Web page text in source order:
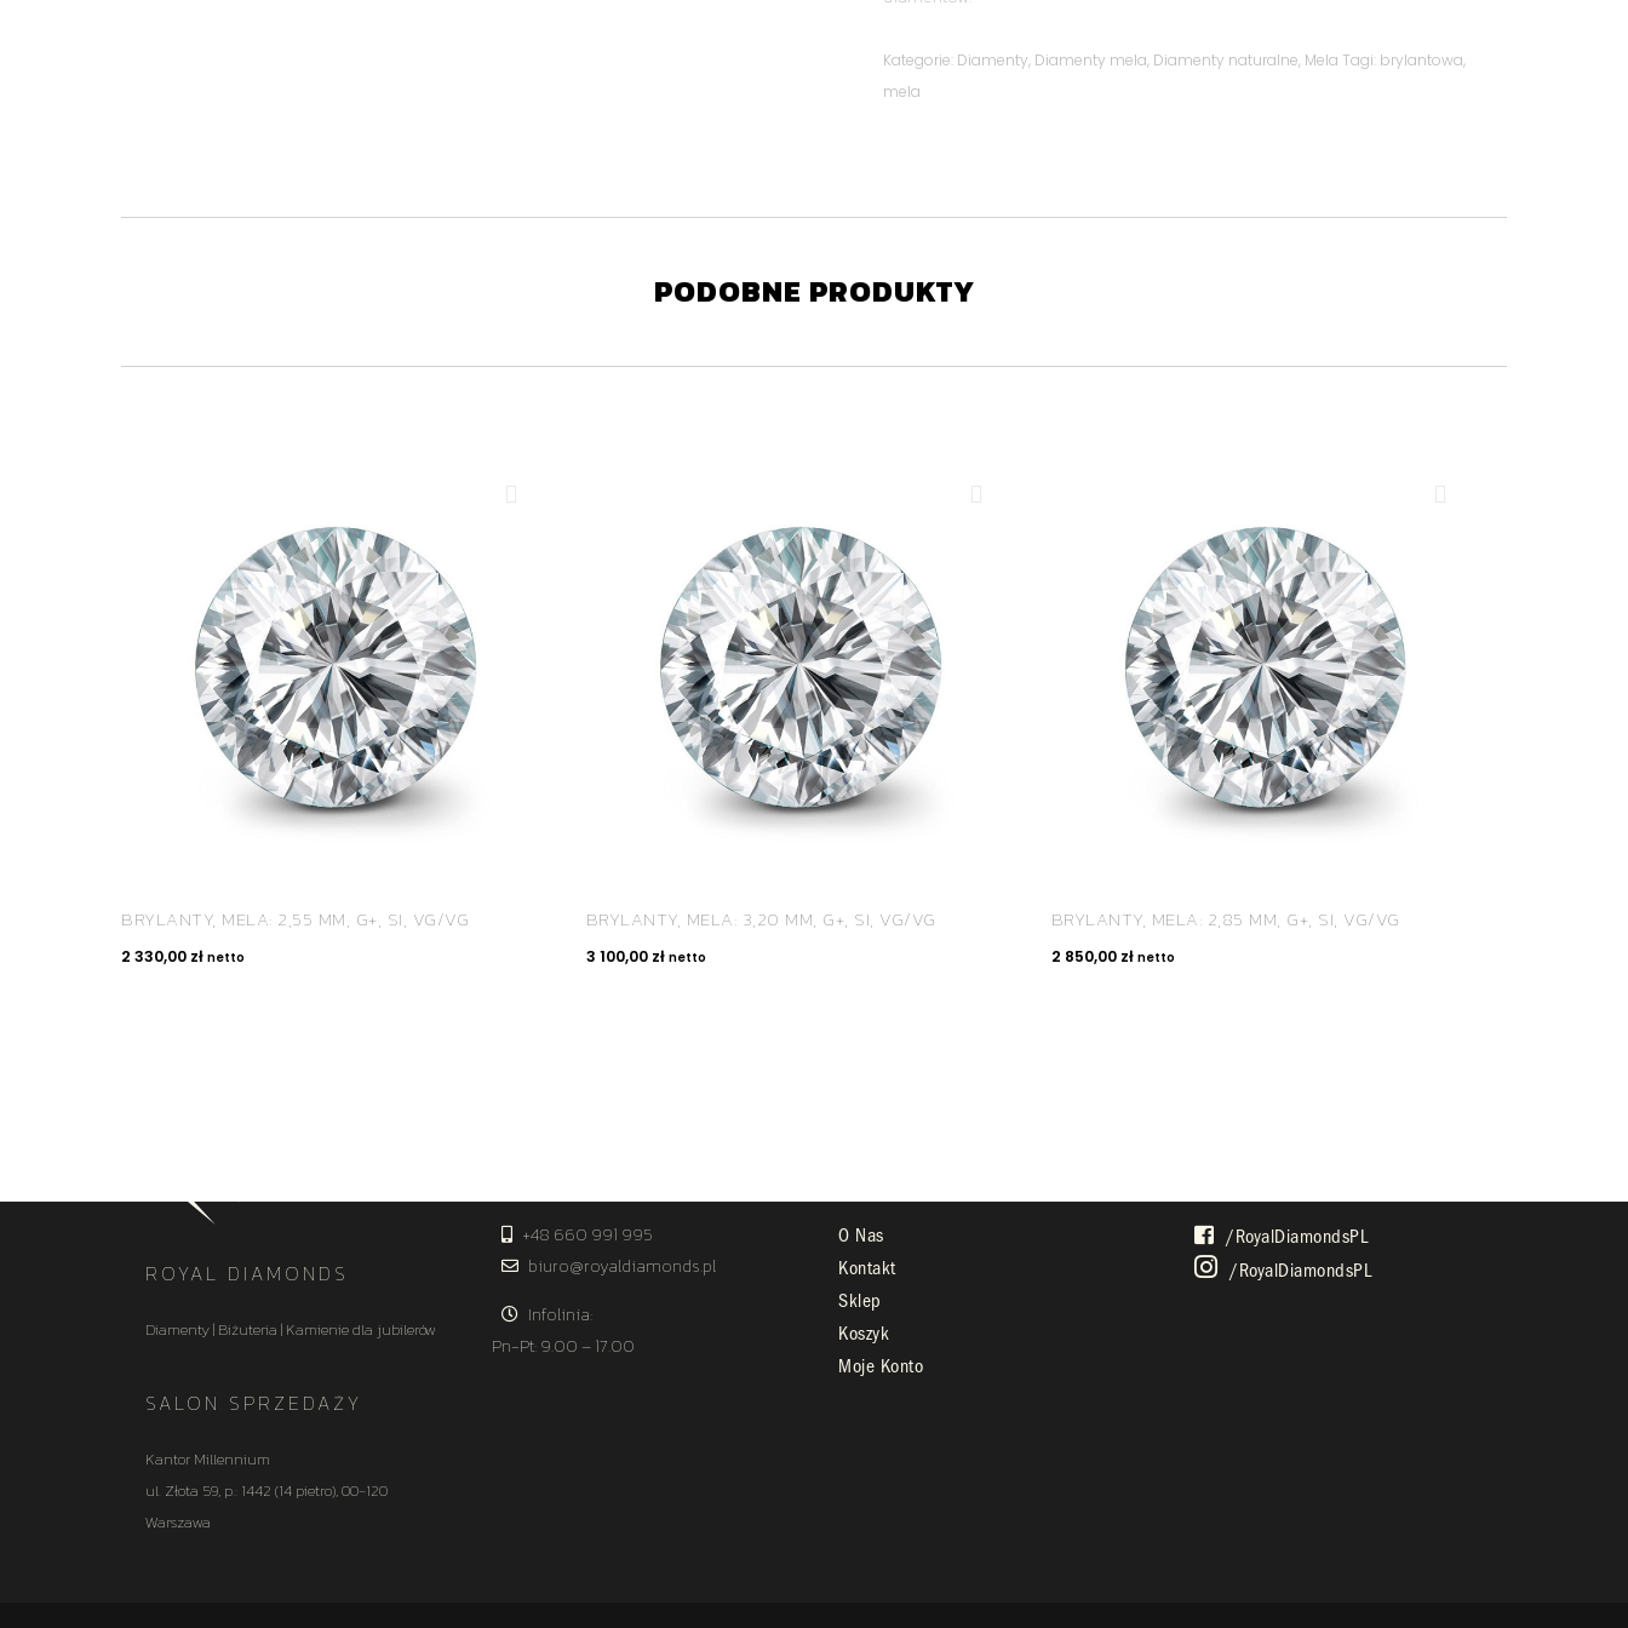
Kategorie: Diamenty, Diamenty mela, Diamenty naturalne, Mela Tagi: brylantowa,
mela
PODOBNE PRODUKTY
BRYLANTY, MELA: 2,55 MM, G+, SI, VG/VG
2 330,00 zł netto
BRYLANTY, MELA: 3,20 MM, G+, SI, VG/VG
3 100,00 zł netto
BRYLANTY, MELA: 2,85 MM, G+, SI, VG/VG
2 850,00 zł netto
ROYAL DIAMONDS
Diamenty | Biżuteria | Kamienie dla jubilerów
SALON SPRZEDAŻY
Kantor Millennium
ul. Złota 59, p.: 1442 (14 pietro), 00-120
Warszawa
+48 660 991 995
biuro@royaldiamonds.pl
Infolinia:
Pn-Pt: 9.00 – 17.00
O Nas
Kontakt
Sklep
Koszyk
Moje Konto
/royalDiamondsPL
/royalDiamondsPL